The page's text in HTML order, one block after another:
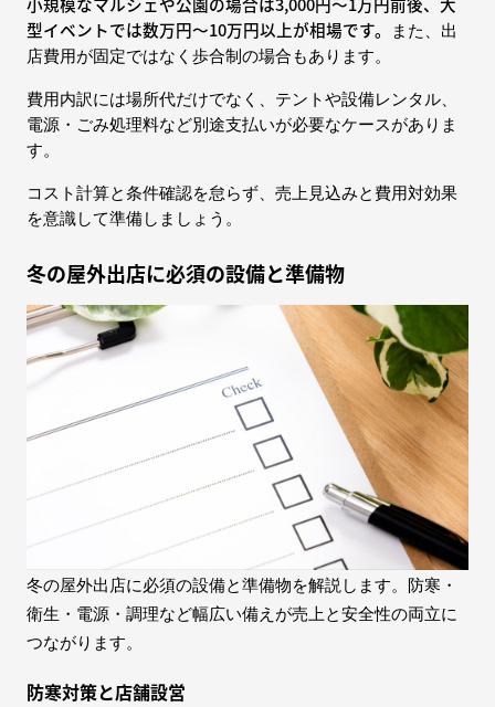
型イベントでは数万円〜10万円以上が相場です。
また、出
店費用が固定ではなく歩合制の場合もあります。
費用内訳には場所代だけでなく、テントや設備レンタル、
電源・ごみ処理料など別途支払いが必要なケースがありま
す。
コスト計算と条件確認を怠らず、売上見込みと費用対効果
を意識して準備しましょう。
冬の屋外出店に必須の設備と準備物
冬の屋外出店に必須の設備と準備物を解説します。防寒・
衛生・電源・調理など幅広い備えが売上と安全性の両立に
つながります。
防寒対策と店舗設営